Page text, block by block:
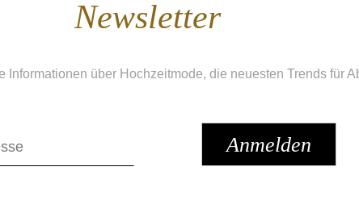
Newsletter
über Hochzeitmode, die neuesten Trends für